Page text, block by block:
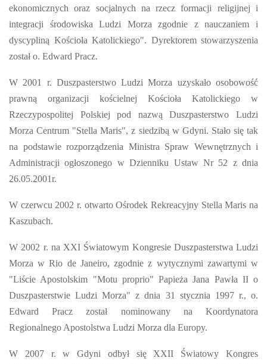
ekonomicznych oraz socjalnych na rzecz formacji religijnej i
integracji środowiska Ludzi Morza zgodnie z nauczaniem i
dyscypliną Kościoła Katolickiego". Dyrektorem stowarzyszenia
został o. Edward Pracz.
W 2001 r. Duszpasterstwo Ludzi Morza uzyskało osobowość
prawną organizacji kościelnej Kościoła Katolickiego w
Rzeczypospolitej Polskiej pod nazwą Duszpasterstwo Ludzi
Morza Centrum "Stella Maris", z siedzibą w Gdyni. Stało się tak
na podstawie rozporządzenia Ministra Spraw Wewnętrznych i
Administracji ogłoszonego w Dzienniku Ustaw Nr 52 z dnia
26.05.2001r.
W czerwcu 2002 r. otwarto Ośrodek Rekreacyjny Stella Maris na
Kaszubach.
W 2002 r. na XXI Światowym Kongresie Duszpasterstwa Ludzi
Morza w Rio de Janeiro, zgodnie z wytycznymi zawartymi w
"Liście Apostolskim "Motu proprio" Papieża Jana Pawła II o
Duszpasterstwie Ludzi Morza" z dnia 31 stycznia 1997 r., o.
Edward Pracz został nominowany na Koordynatora
Regionalnego Apostolstwa Ludzi Morza dla Europy.
W 2007 r. w Gdyni odbył się XXII Światowy Kongres